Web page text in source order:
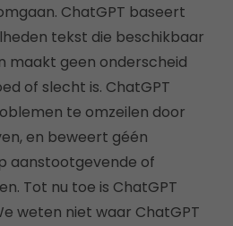
ChatGPT baseert
tekst die beschikbaar
maakt geen onderscheid
of slecht is. ChatGPT
te omzeilen door
en beweert géén
aanstootgevende of
Tot nu toe is ChatGPT
weten niet waar ChatGPT